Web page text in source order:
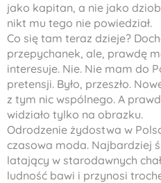
jako kapitan, a nie jako
nikt mu tego nie powiedział.
Co się tam teraz dzieje?
przepychanek, ale, prawdę
interesuje. Nie. Nie mam do
pretensji. Było, przeszło.
z tym nic wspólnego. A
widziało tylko na obrazku.
Odrodzenie żydostwa w
czasowa moda. Najbardziej
latający w starodawnych
ludność bawi i przynosi